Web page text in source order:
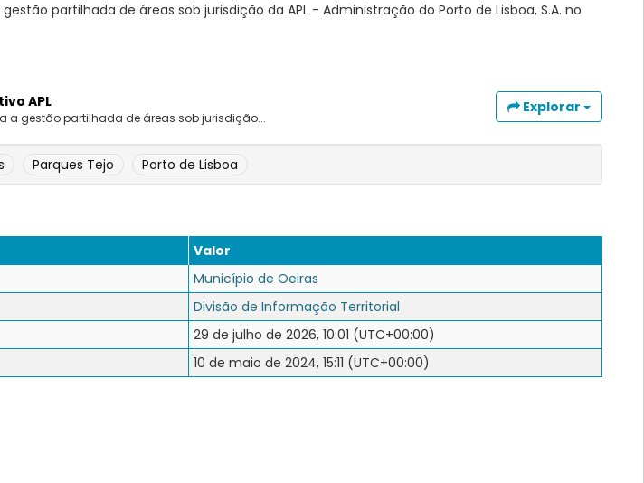
partilhada de áreas sob jurisdição da APL - Administração do Porto de Lisboa, S.A. no
APL
a gestão partilhada de áreas sob jurisdição...
Explorar
Parques Tejo Porto de Lisboa
Valor
Município de Oeiras
Divisão de Informação Territorial
29 de julho de 2026, 10:01 (UTC+00:00)
10 de maio de 2024, 15:11 (UTC+00:00)